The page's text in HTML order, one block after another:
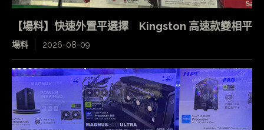
【場料】快速外置平選擇 Kingston 高速款變相平
場料 2026-08-09